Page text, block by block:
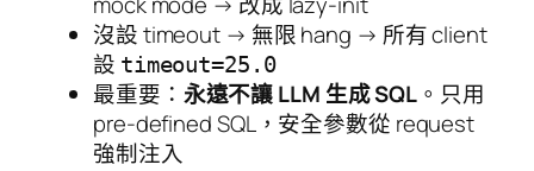
沒設 timeout → 無限 hang → 所有 client
設 timeout=25.0
最重要： 永遠不讓 LLM 生成 SQL 。只用
pre-defined SQL，安全參數從 request
強制注入